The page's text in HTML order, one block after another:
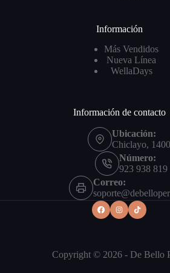
Información
Más Vendidos
Nueva Línea
WellaDays
Información de contacto
Ubicación:
Chiclayo,
Número:
923 938 819
Correo:
Copyright © 2026 - De Bello